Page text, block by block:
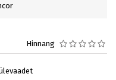
Hinnang